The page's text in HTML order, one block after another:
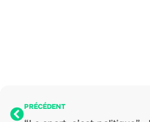
PRÉCÉDENT